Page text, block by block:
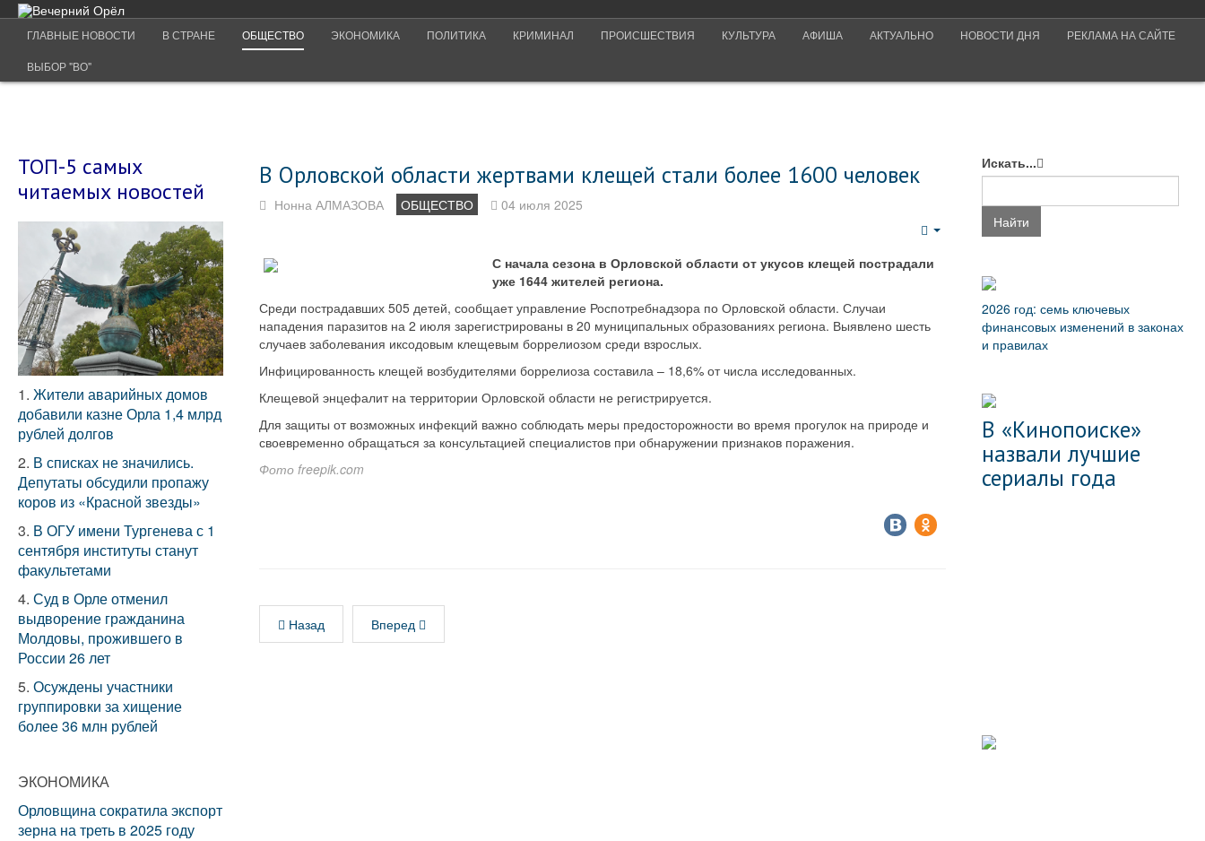
ГЛАВНЫЕ НОВОСТИ В СТРАНЕ ОБЩЕСТВО ЭКОНОМИКА ПОЛИТИКА КРИМИНАЛ ПРОИСШЕСТВИЯ КУЛЬТУРА АФИША АКТУАЛЬНО НОВОСТИ ДНЯ РЕКЛАМА НА САЙТЕ
ВЫБОР "ВО"
В Орловской области жертвами клещей стали более 1600 человек
Нонна АЛМАЗОВА ОБЩЕСТВО 04 июля 2025
С начала сезона в Орловской области от укусов клещей пострадали
уже 1644 жителей региона.
Среди пострадавших 505 детей, сообщает управление Роспотребнадзора по Орловской области. Случаи
нападения паразитов на 2 июля зарегистрированы в 20 муниципальных образованиях региона. Выявлено шесть
случаев заболевания иксодовым клещевым боррелиозом среди взрослых.
Инфицированность клещей возбудителями боррелиоза составила – 18,6% от числа исследованных.
Клещевой энцефалит на территории Орловской области не регистрируется.
Для защиты от возможных инфекций важно соблюдать меры предосторожности во время прогулок на природе и
своевременно обращаться за консультацией специалистов при обнаружении признаков поражения.
Фото freepik.com
Назад Вперед
ТОП-5 самых
читаемых новостей
1. Жители аварийных домов
добавили казне Орла 1,4 млрд
рублей долгов
2. В списках не значились.
Депутаты обсудили пропажу
коров из «Красной звезды»
3. В ОГУ имени Тургенева с 1
сентября институты станут
факультетами
4. Суд в Орле отменил
выдворение гражданина
Молдовы, прожившего в
России 26 лет
5. Осуждены участники
группировки за хищение
более 36 млн рублей
ЭКОНОМИКА
Орловщина сократила экспорт
зерна на треть в 2025 году
Искать...
Найти
2026 год: семь ключевых
финансовых изменений в законах
и правилах
В «Кинопоиске»
назвали лучшие
сериалы года